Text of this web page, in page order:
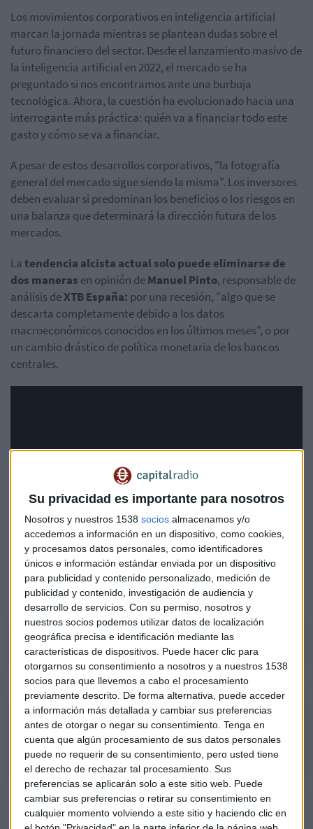
Su privacidad es importante para nosotros
Nosotros y nuestros 1538 socios almacenamos y/o
accedemos a información en un dispositivo, como cookies,
y procesamos datos personales, como identificadores
únicos e información estándar enviada por un dispositivo
para publicidad y contenido personalizado, medición de
publicidad y contenido, investigación de audiencia y
desarrollo de servicios. Con su permiso, nosotros y
nuestros socios podemos utilizar datos de localización
geográfica precisa e identificación mediante las
características de dispositivos. Puede hacer clic para
otorgarnos su consentimiento a nosotros y a nuestros 1538
socios para que llevemos a cabo el procesamiento
previamente descrito. De forma alternativa, puede acceder
a información más detallada y cambiar sus preferencias
antes de otorgar o negar su consentimiento. Tenga en
cuenta que algún procesamiento de sus datos personales
puede no requerir de su consentimiento, pero usted tiene
el derecho de rechazar tal procesamiento. Sus
preferencias se aplicarán solo a este sitio web. Puede
cambiar sus preferencias o retirar su consentimiento en
cualquier momento volviendo a este sitio y haciendo clic en
Los movimientos corporativos en inteligencia artificial
marcan la jornada mientras se plantean dudas sobre el
futuro financiero del sector. Desde el lanzamiento masivo de
la inteligencia artificial en 2022, el mercado se ha
preguntado si nos encontramos ante una burbuja
tecnológica. Ahora, la cuestión ha evolucionado hacia una
interrogante más práctica: quién va a financiar todo este
gasto y cómo se va a financiar.
A pesar de estos desarrollos corporativos, "la fotografía
general del mercado sigue siendo la misma". Los inversores
deben evaluar si predominan los beneficios o los riesgos en
una balanza que determinará la dirección futura de los
mercados.
La tendencia alcista actual solo puede eliminarse de
dos maneras en opinión deManuel Pinto, responsable de
análisis deXTB España: por una recesión, "algo que se
descarta completamente debido a los datos
macroeconómicos conocidos en los últimos meses", o por
un cambio drástico de política monetaria de los bancos
centrales.
Consultorio de Bolsa con Manuel Pinto
Contexto de Mercado con Manuel Pinto
¿Qué es lo más destacado hoy en los mercados? ¿Hacia dónde mirar?
El análisis con Manuel Pinto, responsable de análisis de XTB España.
Análisis de Inditex antes de sus